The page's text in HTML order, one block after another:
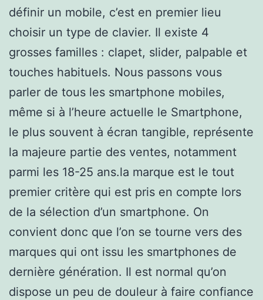
définir un mobile, c’est en premier lieu
choisir un type de clavier. Il existe 4
grosses familles : clapet, slider, palpable et
touches habituels. Nous passons vous
parler de tous les smartphone mobiles,
même si à l’heure actuelle le Smartphone,
le plus souvent à écran tangible, représente
la majeure partie des ventes, notamment
parmi les 18-25 ans.la marque est le tout
premier critère qui est pris en compte lors
de la sélection d’un smartphone. On
convient donc que l’on se tourne vers des
marques qui ont issu les smartphones de
dernière génération. Il est normal qu’on
dispose un peu de douleur à faire confiance